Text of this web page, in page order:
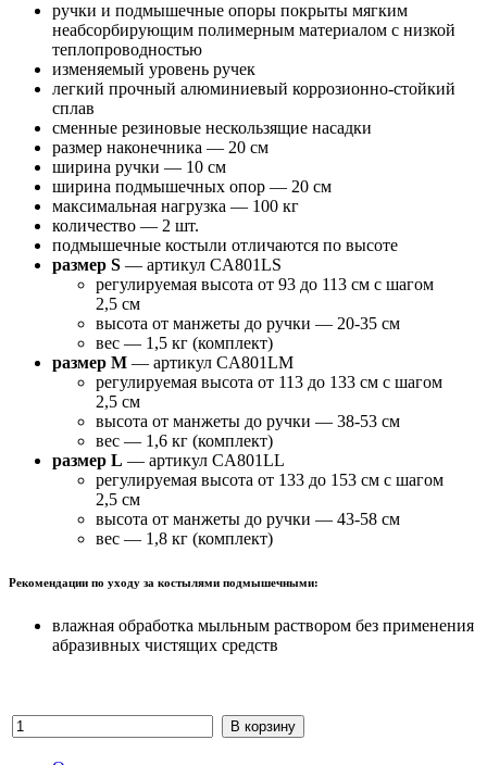
ручки и подмышечные опоры покрыты мягким
неабсорбирующим полимерным материалом с низкой
теплопроводностью
изменяемый уровень ручек
легкий прочный алюминиевый коррозионно-стойкий
сплав
сменные резиновые нескользящие насадки
размер наконечника — 20 см
ширина ручки — 10 см
ширина подмышечных опор — 20 см
максимальная нагрузка — 100 кг
количество — 2 шт.
подмышечные костыли отличаются по высоте
размер S — артикул CA801LS
регулируемая высота от 93 до 113 см с шагом
2,5 см
высота от манжеты до ручки — 20-35 см
вес — 1,5 кг (комплект)
размер M — артикул CA801LM
регулируемая высота от 113 до 133 см с шагом
2,5 см
высота от манжеты до ручки — 38-53 см
вес — 1,6 кг (комплект)
размер L — артикул CA801LL
регулируемая высота от 133 до 153 см с шагом
2,5 см
высота от манжеты до ручки — 43-58 см
вес — 1,8 кг (комплект)
Рекомендации по уходу за костылями подмышечными:
влажная обработка мыльным раствором без применения
абразивных чистящих средств